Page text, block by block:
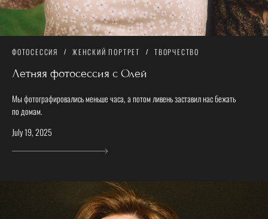
ФОТОСЕССИЯ ЖЕНСКИЙ ПОРТРЕТ ТВОРЧЕСТВО
Летняя фотосессия с Олей
Мы фотографировались меньше часа, а потом ливень заставил нас бежать
по домам.
July 19, 2025